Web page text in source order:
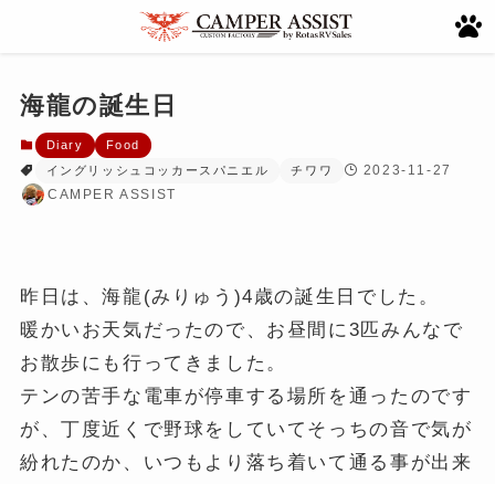
海龍の誕生日
Diary
Food
イングリッシュコッカースパニエル
チワワ
2023-11-27
CAMPER ASSIST
昨日は、海龍(みりゅう)4歳の誕生日でした。
暖かいお天気だったので、お昼間に3匹みんなで
お散歩にも行ってきました。
テンの苦手な電車が停車する場所を通ったのです
が、丁度近くで野球をしていてそっちの音で気が
紛れたのか、いつもより落ち着いて通る事が出来